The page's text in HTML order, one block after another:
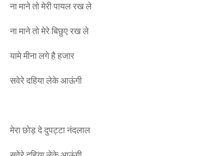
ना माने तो मेरी पायल रख ले
ना माने तो मेरे बिछुए रख ले
यामे मीना लगे है हजार
सवेरे दहिया लेके आऊंगी
मेरा छोड़ दे दुपट्टा नंदलाल